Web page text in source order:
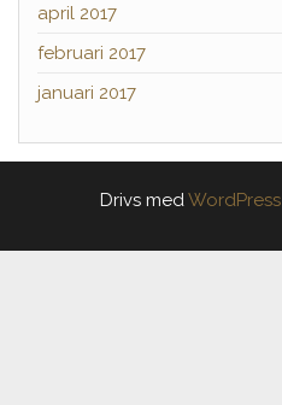
april 2017
februari 2017
januari 2017
Drivs medWordPress